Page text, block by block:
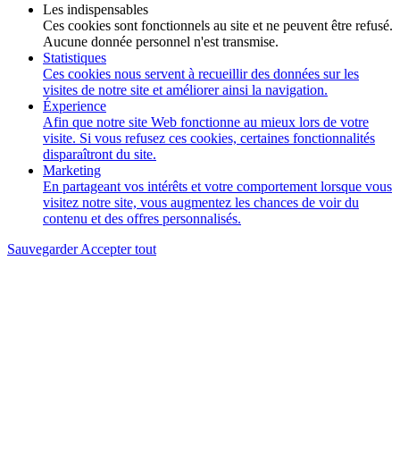
Les indispensables
Ces cookies sont fonctionnels au site et ne peuvent être refusé.
Aucune donnée personnel n'est transmise.
Statistiques
Ces cookies nous servent à recueillir des données sur les
visites de notre site et améliorer ainsi la navigation.
Éxperience
Afin que notre site Web fonctionne au mieux lors de votre
visite. Si vous refusez ces cookies, certaines fonctionnalités
disparaîtront du site.
Marketing
En partageant vos intérêts et votre comportement lorsque vous
visitez notre site, vous augmentez les chances de voir du
contenu et des offres personnalisés.
SauvegarderAccepter tout